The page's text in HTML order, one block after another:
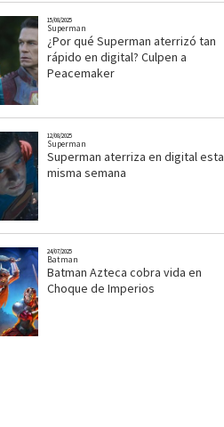
15/08/2025
Superman
¿Por qué Superman aterrizó tan
rápido en digital? Culpen a
Peacemaker
12/08/2025
Superman
Superman aterriza en digital esta
misma semana
24/07/2025
Batman
Batman Azteca cobra vida en
Choque de Imperios